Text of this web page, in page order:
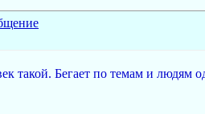
такой. Бегает по темам и людям